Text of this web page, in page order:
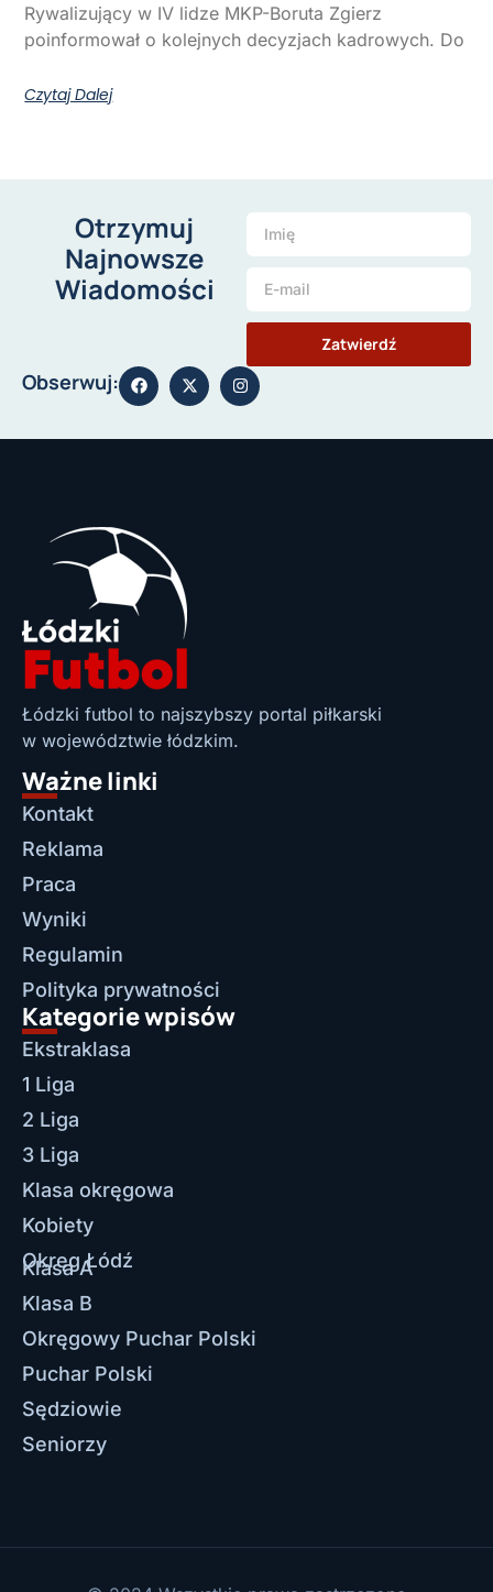
Rywalizujący w IV lidze MKP-Boruta Zgierz
poinformował o kolejnych decyzjach kadrowych. Do
Czytaj Dalej
Otrzymuj
Najnowsze
Wiadomości
Zatwierdź
Obserwuj:
Łódzki futbol to najszybszy portal piłkarski
w województwie łódzkim.
Ważne linki
Kontakt
Reklama
Praca
Wyniki
Regulamin
Polityka prywatności
Kategorie wpisów
Ekstraklasa
1 Liga
2 Liga
3 Liga
Klasa okręgowa
Kobiety
Okręg Łódź
Klasa A
Klasa B
Okręgowy Puchar Polski
Puchar Polski
Sędziowie
Seniorzy